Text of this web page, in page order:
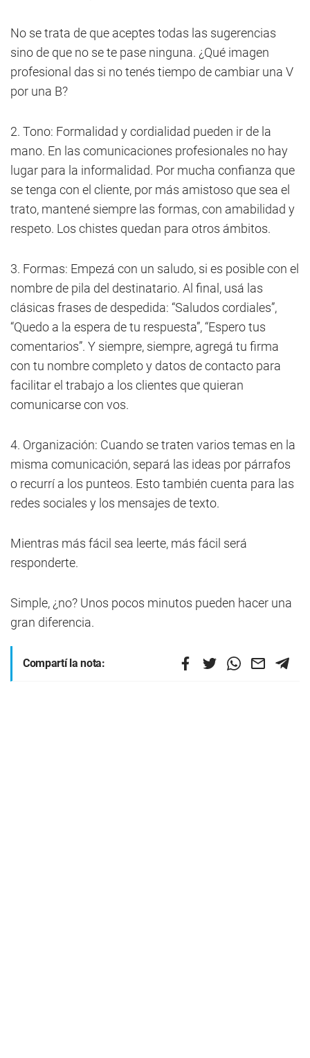
No se trata de que aceptes todas las sugerencias
sino de que no se te pase ninguna. ¿Qué imagen
profesional das si no tenés tiempo de cambiar una V
por una B?
2. Tono: Formalidad y cordialidad pueden ir de la
mano. En las comunicaciones profesionales no hay
lugar para la informalidad. Por mucha confianza que
se tenga con el cliente, por más amistoso que sea el
trato, mantené siempre las formas, con amabilidad y
respeto. Los chistes quedan para otros ámbitos.
3. Formas: Empezá con un saludo, si es posible con el
nombre de pila del destinatario. Al final, usá las
clásicas frases de despedida: “Saludos cordiales”,
“Quedo a la espera de tu respuesta”, “Espero tus
comentarios”. Y siempre, siempre, agregá tu firma
con tu nombre completo y datos de contacto para
facilitar el trabajo a los clientes que quieran
comunicarse con vos.
4. Organización: Cuando se traten varios temas en la
misma comunicación, separá las ideas por párrafos
o recurrí a los punteos. Esto también cuenta para las
redes sociales y los mensajes de texto.
Mientras más fácil sea leerte, más fácil será
responderte.
Simple, ¿no? Unos pocos minutos pueden hacer una
gran diferencia.
Compartí la nota: